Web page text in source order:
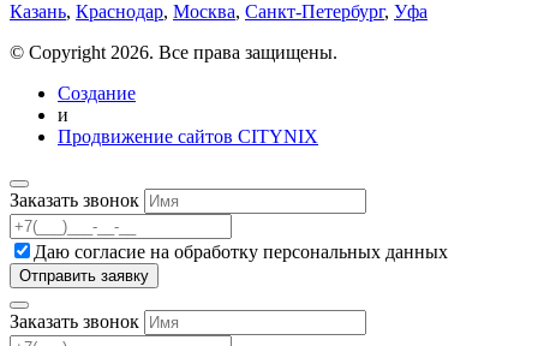
Казань, Краснодар, Москва, Санкт-Петербург, Уфа
© Copyright 2026. Все права защищены.
Создание
и
Продвижение сайтов CITYNIX
Заказать звонок
Даю согласие на обработку персональных данных
Заказать звонок